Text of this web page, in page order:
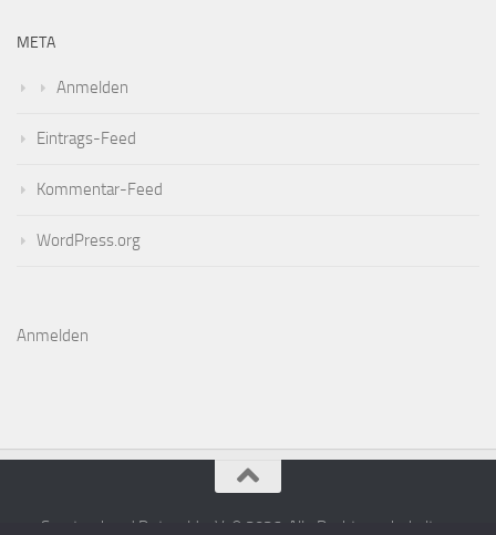
META
Anmelden
Eintrags-Feed
Kommentar-Feed
WordPress.org
Anmelden
Sportverband Detmold e.V. © 2026. Alle Rechte vorbehalten.